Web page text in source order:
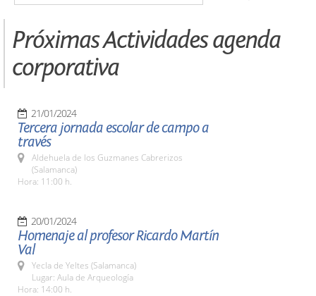
Próximas Actividades agenda
corporativa
21/01/2024
Tercera jornada escolar de campo a
través
Aldehuela de los Guzmanes Cabrerizos
(Salamanca)
Hora: 11:00 h.
20/01/2024
Homenaje al profesor Ricardo Martín
Val
Yecla de Yeltes (Salamanca)
Lugar: Aula de Arqueología
Hora: 14:00 h.